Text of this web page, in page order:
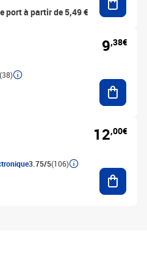
port à partir de 5,49 €
(38)
9,38€
3.75/5(106)
12,00€